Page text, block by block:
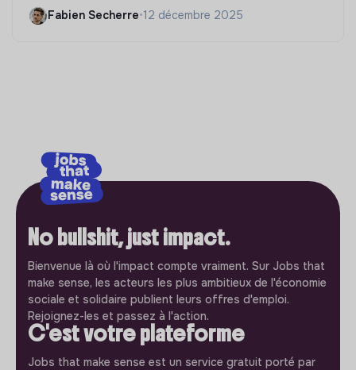
Fabien Secherre•12 décembre 2025
No bullshit, just impact.
Bienvenue là où l'impact compte vraiment. Sur Jobs that
make sense, les acteurs les plus ambitieux de l'économie
sociale et solidaire publient leurs offres d'emploi.
Rejoignez-les et passez à l'action.
C'est votre plateforme
Jobs that make sense est un service gratuit porté par